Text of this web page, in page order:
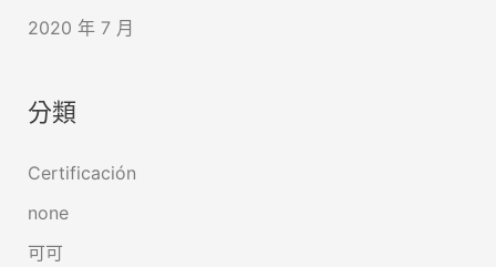
2020 年 7 月
分類
Certificación
none
可可